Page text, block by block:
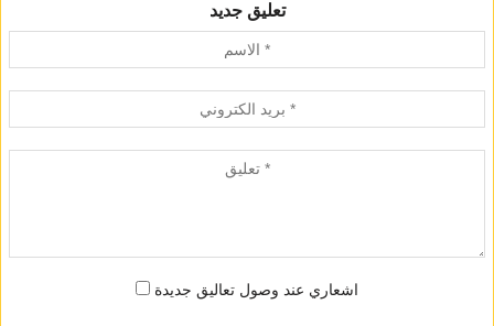
تعليق جديد
اشعاري عند وصول تعاليق جديدة